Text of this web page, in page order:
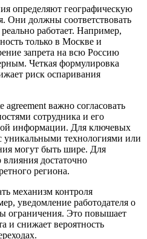
определяют географическую
Они должны соответствовать
работает. Например,
только в Москве и
запрета на всю Россию
Четкая формулировка
риск оспаривания
важно согласовать
сотрудника и его
информации. Для ключевых
уникальными технологиями или
могут быть шире. Для
влияния достаточно
региона.
механизм контроля
уведомление работодателя о
ограничения. Это повышает
и снижает вероятность